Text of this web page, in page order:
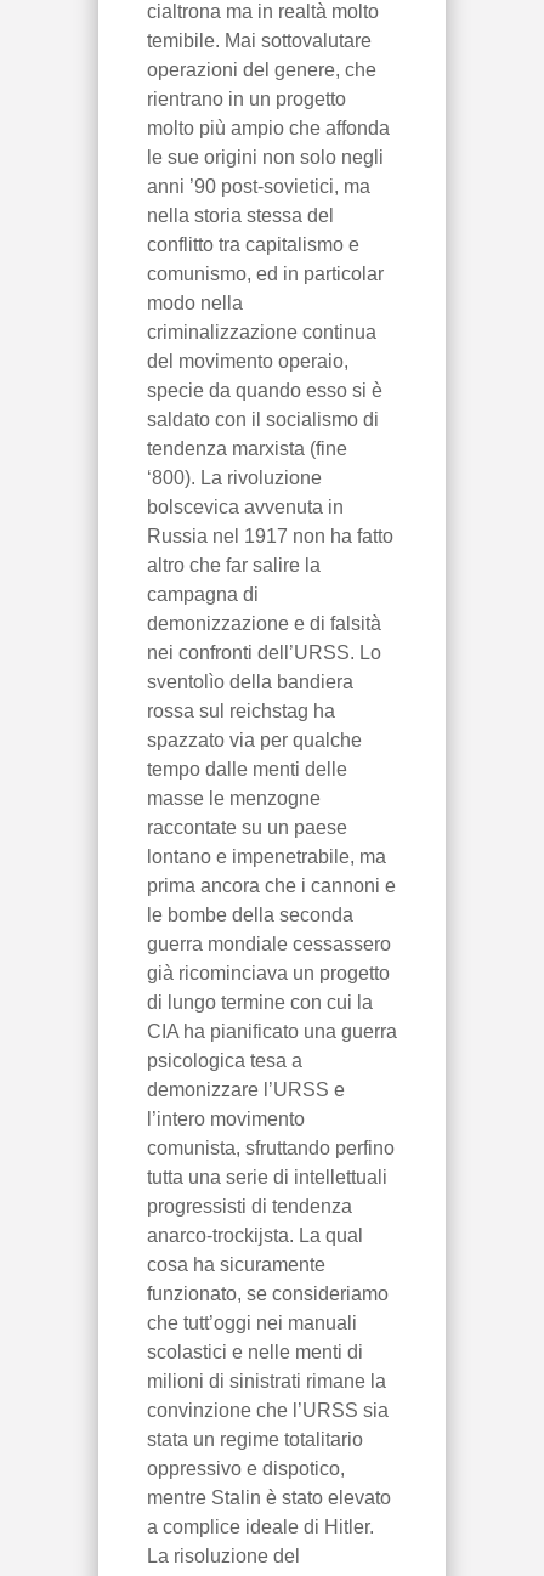
cialtrona ma in realtà molto
temibile. Mai sottovalutare
operazioni del genere, che
rientrano in un progetto
molto più ampio che affonda
le sue origini non solo negli
anni ’90 post-sovietici, ma
nella storia stessa del
conflitto tra capitalismo e
comunismo, ed in particolar
modo nella
criminalizzazione continua
del movimento operaio,
specie da quando esso si è
saldato con il socialismo di
tendenza marxista (fine
‘800). La rivoluzione
bolscevica avvenuta in
Russia nel 1917 non ha fatto
altro che far salire la
campagna di
demonizzazione e di falsità
nei confronti dell’URSS. Lo
sventolìo della bandiera
rossa sul reichstag ha
spazzato via per qualche
tempo dalle menti delle
masse le menzogne
raccontate su un paese
lontano e impenetrabile, ma
prima ancora che i cannoni e
le bombe della seconda
guerra mondiale cessassero
già ricominciava un progetto
di lungo termine con cui la
CIA ha pianificato una guerra
psicologica tesa a
demonizzare l’URSS e
l’intero movimento
comunista, sfruttando perfino
tutta una serie di intellettuali
progressisti di tendenza
anarco-trockijsta. La qual
cosa ha sicuramente
funzionato, se consideriamo
che tutt’oggi nei manuali
scolastici e nelle menti di
milioni di sinistrati rimane la
convinzione che l’URSS sia
stata un regime totalitario
oppressivo e dispotico,
mentre Stalin è stato elevato
a complice ideale di Hitler.
La risoluzione del